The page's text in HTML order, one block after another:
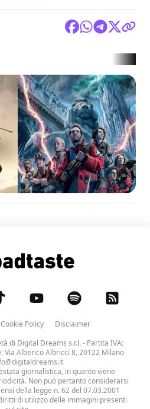
Cookie Policy
Disclaimer
di Digital Dreams s.r.l.- Partita IVA:
Via Alberico Albricci 8, 20122 Milano
giornalistica, in quanto viene
Non può pertanto considerarsi
della legge n. 62 del 07.03.2001
di utilizzo delle immagini presenti